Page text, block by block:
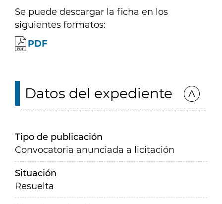
Se puede descargar la ficha en los
siguientes formatos:
PDF
Datos del expediente
Tipo de publicación
Convocatoria anunciada a licitación
Situación
Resuelta